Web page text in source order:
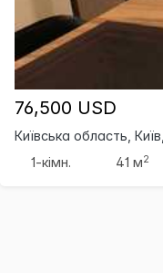
76,500 USD
Київська область,
1-кімн.
41 м2